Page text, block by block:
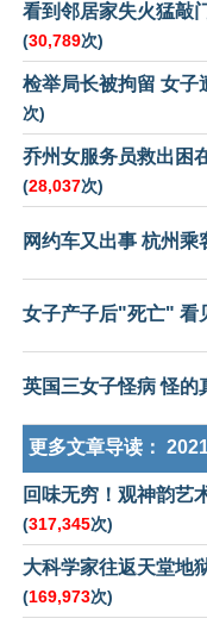
看到邻居家失火猛敲
(30,789次)
检举局长被拘留 女子
次)
乔州女服务员救出困
(28,037次)
网约车又出事 杭州乘
女子产子后"死亡" 看
英国三女子怪病 怪的
更多文章导读：
回味无穷！观神韵艺
(317,345次)
大科学家往返天堂地
(169,973次)